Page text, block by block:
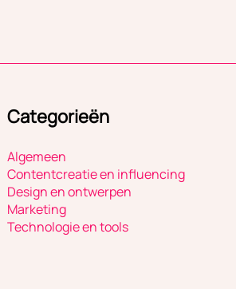
Categorieën
Algemeen
Contentcreatie en influencing
Design en ontwerpen
Marketing
Technologie en tools